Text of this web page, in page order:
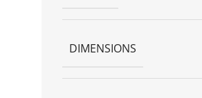
DIMENSIONS